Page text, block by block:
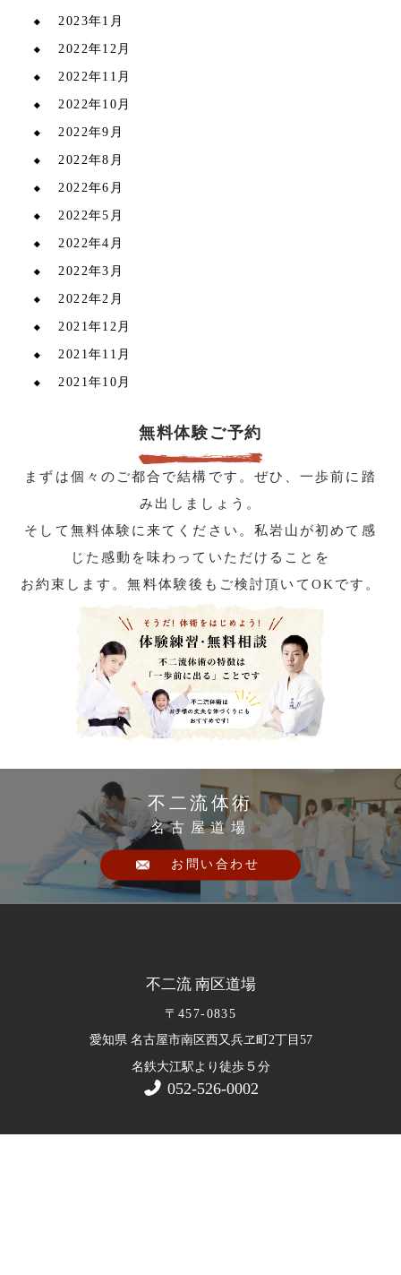
2023年1月
2022年12月
2022年11月
2022年10月
2022年9月
2022年8月
2022年6月
2022年5月
2022年4月
2022年3月
2022年2月
2021年12月
2021年11月
2021年10月
無料体験ご予約
まずは個々のご都合で結構です。ぜひ、一歩前に踏
み出しましょう。
そして無料体験に来てください。私岩山が初めて感
じた感動を味わっていただけることを
お約束します。無料体験後もご検討頂いてOKです。
不二流体術
名古屋道場
お問い合わせ
不二流 南区道場
〒457-0835
愛知県 名古屋市南区西又兵ヱ町2丁目57
名鉄大江駅より徒歩５ 分
052-526-0002